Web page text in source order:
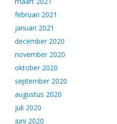
februari 2021
januari 2021
december 2020
november 2020
oktober 2020
september 2020
augustus 2020
juli 2020
juni 2020